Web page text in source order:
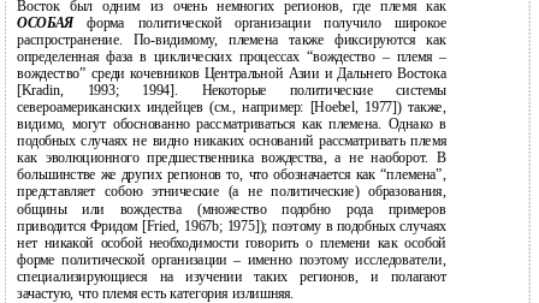
Восток был одним из очень немногих регионов, где племя как
ОСОБАЯформа политической организации получило широкое
распространение. По-видимому, племена также фиксируются как
определенная фаза в циклических процессах “вождество – племя –
вождество” среди кочевников Центральной Азии и Дальнего Востока
[Kradin, 1993; 1994]. Некоторые политические системы
североамериканских индейцев (см., например: [Hoebel, 1977]) также,
видимо, могут обоснованно рассматриваться как племена. Однако в
подобных случаях не видно никаких оснований рассматривать племя
как эволюционного предшественника вождества, а не наоборот. В
большинстве же других регионов то, что обозначается как “племена”,
представляет собою этнические (а не политические) образования,
общины или вождества (множество подобно рода примеров
приводится Фридом [Fried, 1967b; 1975]); поэтому в подобных случаях
нет никакой особой необходимости говорить о племени как особой
форме политической организации – именно поэтому исследователи,
специализирующиеся на изучении таких регионов, и полагают
зачастую, что племя есть категория излишняя.